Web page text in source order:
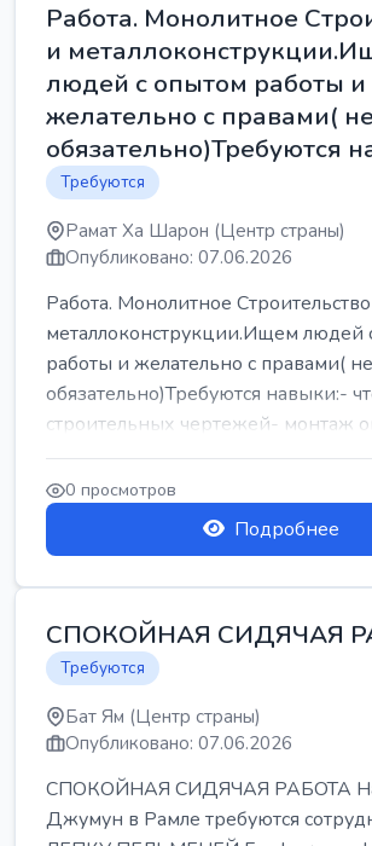
Работа. Монолитное
и
людей с опытом работы и
желательно с правами( не
обязательно)Требуются
Требуются
Рамат Ха Шарон (Центр страны)
Опубликовано: 07.06.2026
Работа. Монолитное
металлоконструкции.Ищем людей
работы и желательно с правами( не
обязательно)Требуются навыки:-
строительных чертежей- монтаж
армокаркасыОпл...
0 просмотров
Подробнее
СПОКОЙНАЯ СИДЯЧАЯ
Требуются
Бат Ям (Центр страны)
Опубликовано: 07.06.2026
СПОКОЙНАЯ СИДЯЧАЯ РАБОТА
Джумун в Рамле требуются